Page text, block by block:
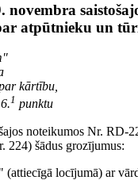
novembra
atpūtnieku un
kārtību,
1 punktu
noteikumos Nr. RD-
224) šādus grozījumus:
(attiecīgā locījumā) ar